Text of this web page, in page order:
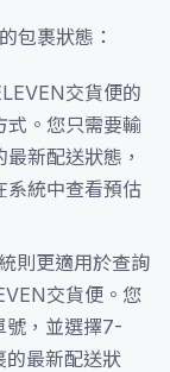
包裹狀態：
交貨便的
式。您只需要輸
新配送狀態，
系統中查看預估
則更適用於查詢
交貨便。您
號，並選擇7-
的最新配送狀